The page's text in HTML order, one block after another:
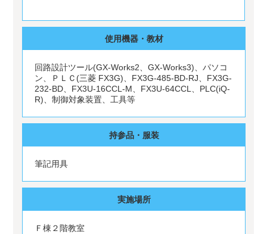
使用機器・教材
回路設計ツール(GX-Works2、GX-Works3)、パソコ
ン、ＰＬＣ(三菱 FX3G)、FX3G-485-BD-RJ、FX3G-
232-BD、FX3U-16CCL-M、FX3U-64CCL、PLC(iQ-
R)、制御対象装置、工具等
持参品・服装
筆記用具
実施場所
Ｆ棟２階教室